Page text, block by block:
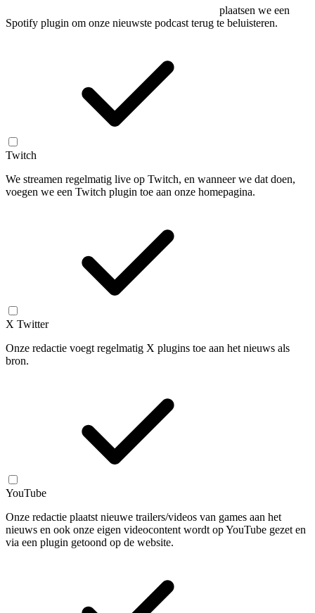
plaatsen we een
Spotify plugin om onze nieuwste podcast terug te beluisteren.
Twitch
We streamen regelmatig live op Twitch, en wanneer we dat doen,
voegen we een Twitch plugin toe aan onze homepagina.
X Twitter
Onze redactie voegt regelmatig X plugins toe aan het nieuws als
bron.
YouTube
Onze redactie plaatst nieuwe trailers/videos van games aan het
nieuws en ook onze eigen videocontent wordt op YouTube gezet en
via een plugin getoond op de website.